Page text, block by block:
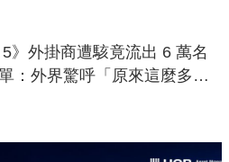
5》外掛商遭駭竟流出 6 萬名
：外界驚呼「原來這麼多人